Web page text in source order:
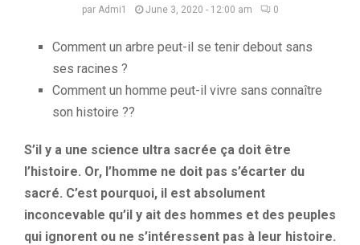
par Admi1 June 3, 2020 - 12:00 am 0
Comment un arbre peut-il se tenir debout sans
ses racines ?
Comment un homme peut-il vivre sans connaître
son histoire ??
S’il y a une science ultra sacrée ça doit être
l’histoire. Or, l’homme ne doit pas s’écarter du
sacré. C’est pourquoi, il est absolument
inconcevable qu’il y ait des hommes et des peuples
qui ignorent ou ne s’intéressent pas à leur histoire.